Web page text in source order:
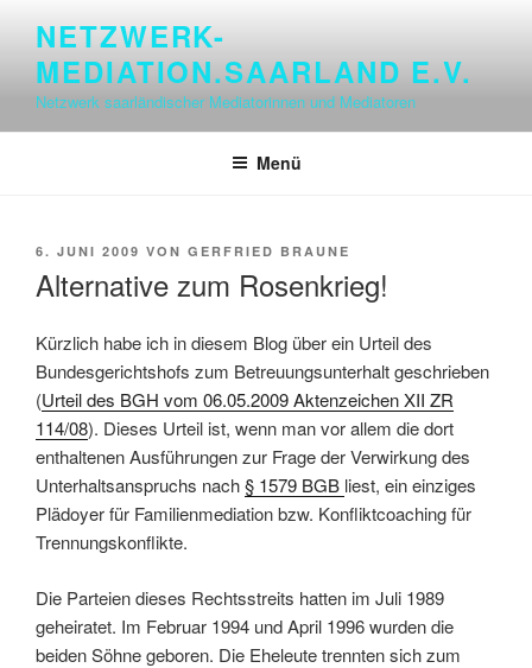
springen
NETZWERK-
MEDIATION.SAARLAND E.V.
Netzwerk saarländischer Mediatorinnen und Mediatoren
Menü
VERÖFFENTLICHT
6. JUNI 2009 VON GERFRIED BRAUNE
Alternative zum Rosenkrieg!
Kürzlich habe ich in diesem Blog über ein Urteil des
Bundesgerichtshofs zum Betreuungsunterhalt geschrieben
(Urteil des BGH vom 06.05.2009 Aktenzeichen XII ZR
114/08). Dieses Urteil ist, wenn man vor allem die dort
enthaltenen Ausführungen zur Frage der Verwirkung des
Unterhaltsanspruchs nach§ 1579 BGB liest, ein einziges
Plädoyer für Familienmediation bzw. Konfliktcoaching für
Trennungskonflikte.
Die Parteien dieses Rechtsstreits hatten im Juli 1989
geheiratet. Im Februar 1994 und April 1996 wurden die
beiden Söhne geboren. Die Eheleute trennten sich zum